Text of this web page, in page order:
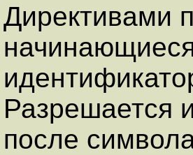
Директивами
Разрешается
после